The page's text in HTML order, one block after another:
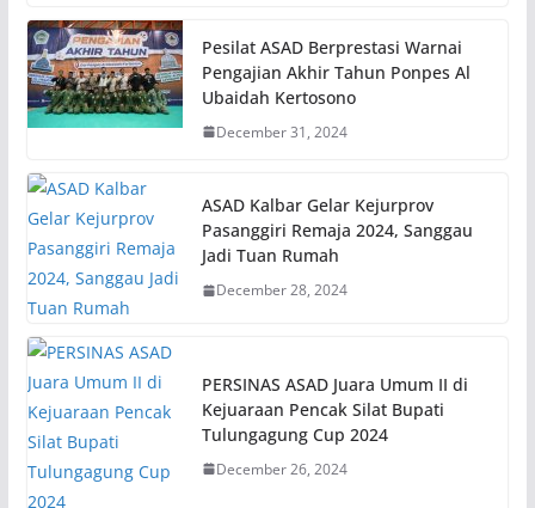
Pesilat ASAD Berprestasi Warnai
Pengajian Akhir Tahun Ponpes Al
Ubaidah Kertosono
December 31, 2024
ASAD Kalbar Gelar Kejurprov
Pasanggiri Remaja 2024, Sanggau
Jadi Tuan Rumah
December 28, 2024
PERSINAS ASAD Juara Umum II di
Kejuaraan Pencak Silat Bupati
Tulungagung Cup 2024
December 26, 2024